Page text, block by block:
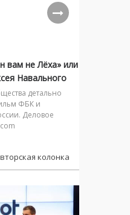
вам не Лёха» или
Навального
детально
ФБК и
Деловое
колонка